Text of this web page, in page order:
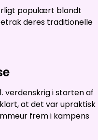
populært blandt
deres traditionelle
verdenskrig i starten af
at det var upraktisk
frem i kampens